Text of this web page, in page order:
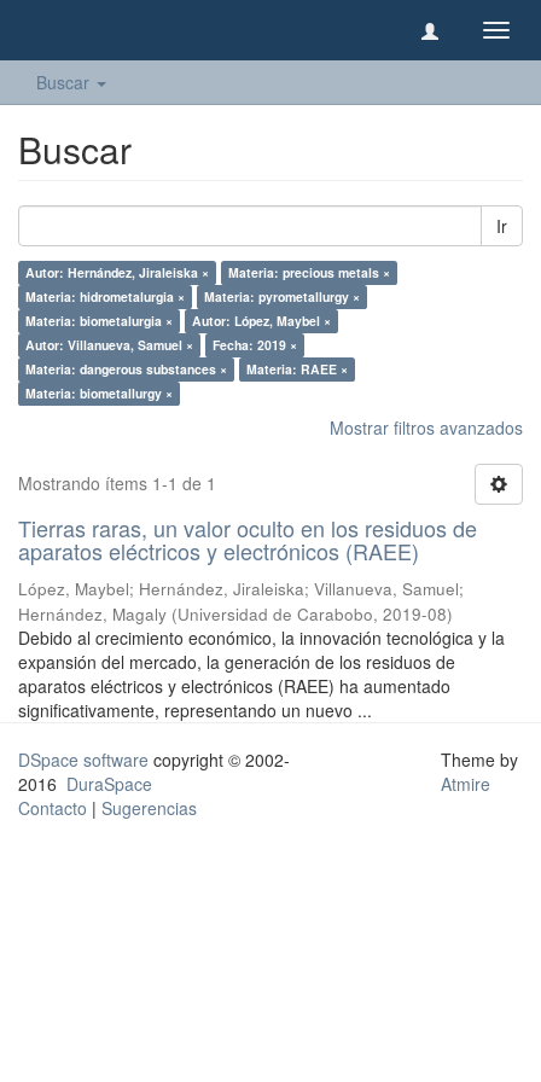
Buscar
Buscar
Ir
Autor: Hernández, Jiraleiska ×
Materia: precious metals ×
Materia: hidrometalurgia ×
Materia: pyrometallurgy ×
Materia: biometalurgia ×
Autor: López, Maybel ×
Autor: Villanueva, Samuel ×
Fecha: 2019 ×
Materia: dangerous substances ×
Materia: RAEE ×
Materia: biometallurgy ×
Mostrar filtros avanzados
Mostrando ítems 1-1 de 1
Tierras raras, un valor oculto en los residuos de
aparatos eléctricos y electrónicos (RAEE)
López, Maybel; Hernández, Jiraleiska; Villanueva, Samuel;
Hernández, Magaly (Universidad de Carabobo, 2019-08)
Debido al crecimiento económico, la innovación tecnológica y la
expansión del mercado, la generación de los residuos de
aparatos eléctricos y electrónicos (RAEE) ha aumentado
significativamente, representando un nuevo ...
DSpace software copyright © 2002-
2016 DuraSpace
Contacto | Sugerencias
Theme by
Atmire